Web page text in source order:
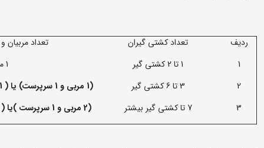
ردیف تعداد کشتی گیران
تعداد
1
1 تا 2 کشتی گیر
1 مربی
2
3 تا 6 کشتی گیر
(1 مربی و 1 سرپرست) یا ( 1 مربی و یک مربی سرپرست)
3
7 تا کشتی گیر بیشتر (2 مربی و 1 سرپرست )یا ( 2 مربی و 1 مربی سرپرست )